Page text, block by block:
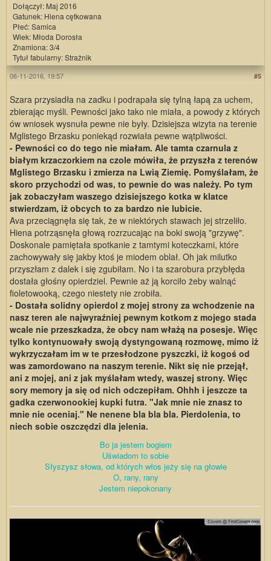
Dołączył: Maj 2016
Gatunek: Hiena cętkowana
Płeć: Samica
Wiek: Młoda Dorosła
Znamiona: 3/4
Tytuł fabularny: Strażnik
#5
06-11-2016, 19:57
Szara przysiadła na zadku i podrapała się tylną łapą za uchem,
zbierając myśli. Pewności jako tako nie miała, a powody z których
ów wniosek wysnuła pewne nie były. Dzisiejsza wizyta na terenie
Mglistego Brzasku poniekąd rozwiała pewne wątpliwości.
- Pewności co do tego nie miałam. Ale tamta czarnula z
białym krzaczorkiem na czole mówiła, że przyszła z terenów
Mglistego Brzasku i zmierza na Lwią Ziemię. Pomyślałam, że
skoro przychodzi od was, to pewnie do was należy. Po tym
jak zobaczyłam waszego dzisiejszego kotka w klatce
stwierdzam, iż obcych to za bardzo nie lubicie.
Ava przeciągnęła się tak, że w niektórych stawach jej strzeliło.
Hiena potrząsnęła głową rozrzucając na boki swoją "grzywę".
Doskonale pamiętała spotkanie z tamtymi koteczkami, które
zachowywały się jakby ktoś je miodem oblał. Oh jak milutko
przyszłam z dalek i się zgubiłam. No i ta szarobura przybłęda
dostała głośny opierdziel. Pewnie aż ją korciło żeby walnąć
fioletowooką, czego niestety nie zrobiła.
- Dostała solidny opierdol z mojej strony za wchodzenie na
nasz teren ale najwyraźniej pewnym kotkom z mojego stada
wcale nie przeszkadza, że obcy nam włażą na posesje. Więc
tylko kontynuowały swoją dystyngowaną rozmowę, mimo iż
wykrzyczałam im w te przesłodzone pyszczki, iż kogoś od
was zamordowano na naszym terenie. Nikt się nie przejął,
ani z mojej, ani z jak myślałam wtedy, waszej strony. Więc
sory memory ja się od nich odczepiłam. Ohhh i jeszcze ta
gadka czerwonookiej kupki futra. "Jak mnie nie znasz to
mnie nie oceniaj." Ne nenene bla bla bla. Pierdolenia, to
niech sobie oszczędzi dla jelenia.
Bo ja jestem bogiem
Uświadom to sobie
Słyszysz słowa, od których włos jeży się na głowie
O, rany, rany
Jestem niepokonany